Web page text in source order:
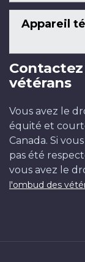
Appareil
vétérans
Vous avez le
équité et
Canada. Si
pas été
vous avez le
l'ombud des